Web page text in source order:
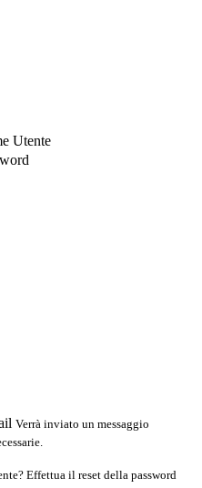
Utente
Verrà inviato un messaggio
Effettua il reset della password